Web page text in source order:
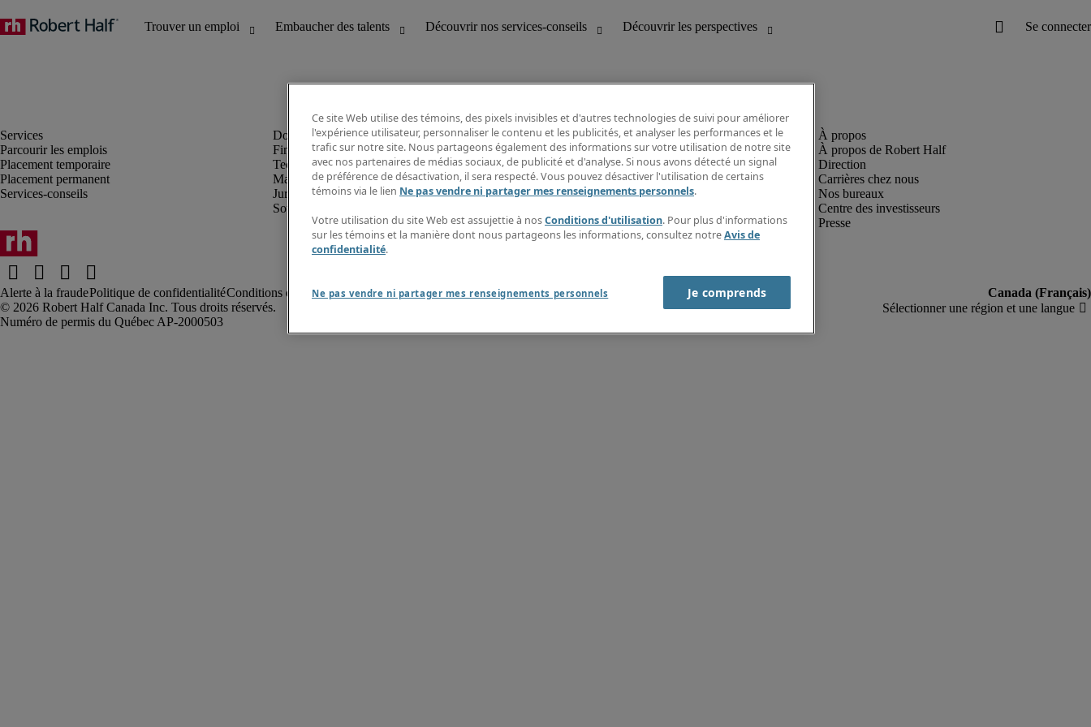
Parcourir les emplois
Placement temporaire
Placement permanent
Services-conseils
Finance et comptabilité
Technologie
Marketing et création
Juridique
Soutien administratif et à la clientèle
Découvrir les perspectives
Répertoire d’emplois
Guide salarial
Rapports de temps
Contactez-nous
À propos de Robert Half
Direction
Carrières chez nous
Nos bureaux
Centre des investisseurs
Presse
Alerte à la fraudePolitique de confidentialitéConditions d’utilisation Rapport sur l'esclavage moderne
Robert Half Canada Inc. Tous droits réservés.
Ce site Web utilise des témoins, des pixels invisibles et d'autres technologies de suivi pour améliorer
l'expérience utilisateur, personnaliser le contenu et les publicités, et analyser les performances et le
trafic sur notre site. Nous partageons également des informations sur votre utilisation de notre site
avec nos partenaires de médias sociaux, de publicité et d'analyse. Si nous avons détecté un signal
de préférence de désactivation, il sera respecté. Vous pouvez désactiver l'utilisation de certains
témoins via le lien Ne pas vendre ni partager mes renseignements personnels.
Votre utilisation du site Web est assujettie à nosConditions d'utilisation. Pour plus d'informations
sur les témoins et la manière dont nous partageons les informations, consultez notreAvis de
confidentialité.
Ne pas vendre ni partager mes renseignements personnels Je comprends